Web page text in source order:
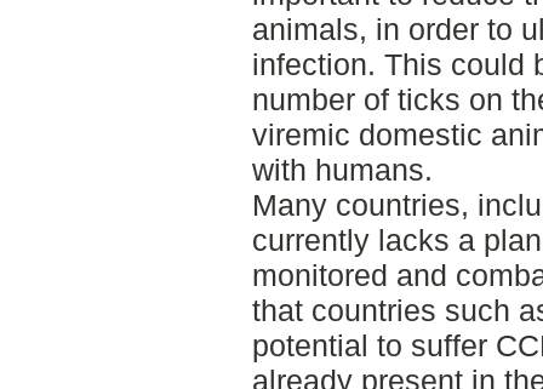
animals, in order to
infection. This could
number of ticks on
viremic domestic
with humans.
Many countries,
currently lacks a
monitored and
that countries such
potential to suffer
already present in